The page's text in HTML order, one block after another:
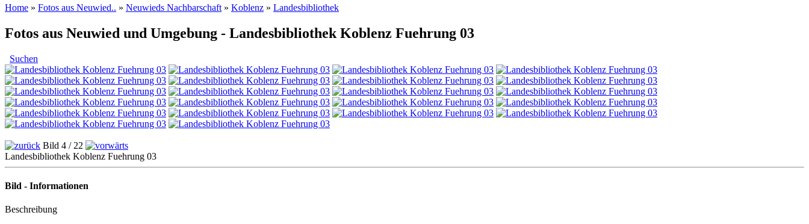
Home » Fotos aus Neuwied.. » Neuwieds Nachbarschaft » Koblenz » Landesbibliothek
Fotos aus Neuwied und Umgebung - Landesbibliothek Koblenz Fuehrung 03
Suchen
Bild 4 / 22
Landesbibliothek Koblenz Fuehrung 03
Bild - Informationen
Beschreibung